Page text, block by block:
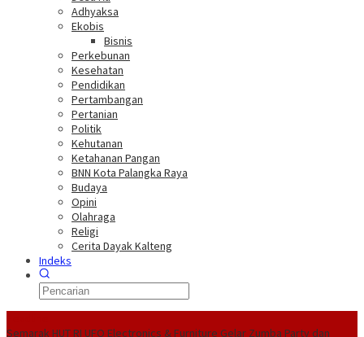
Adhyaksa
Ekobis
Bisnis
Perkebunan
Kesehatan
Pendidikan
Pertambangan
Pertanian
Politik
Kehutanan
Ketahanan Pangan
BNN Kota Palangka Raya
Budaya
Opini
Olahraga
Religi
Cerita Dayak Kalteng
Indeks
Semarak HUT RI UFO Electronics & Furniture Gelar Zumba Party dan